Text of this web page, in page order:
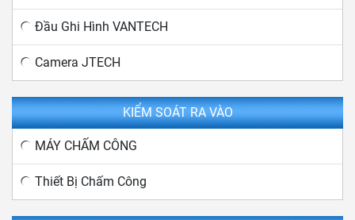
Đầu Ghi Hình VANTECH
Camera JTECH
KIỂM SOÁT RA VÀO
MÁY CHẤM CÔNG
Thiết Bị Chấm Công